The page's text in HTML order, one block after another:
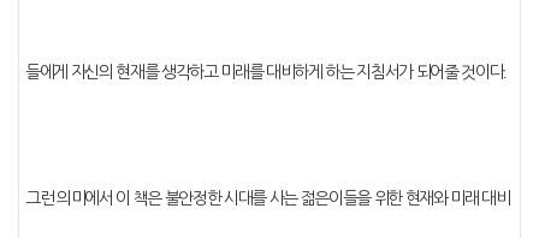
들에게 자신의 현재를 생각하고 미래를 대비하게 하는 지침서가 되어줄 것이다.
그런 의미에서 이 책은 불안정한 시대를 사는 젊은이들을 위한 현재와 미래 대비